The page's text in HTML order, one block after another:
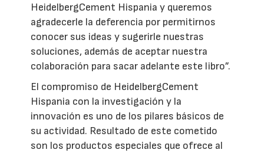
HeidelbergCement Hispania y queremos
agradecerle la deferencia por permitirnos
conocer sus ideas y sugerirle nuestras
soluciones, además de aceptar nuestra
colaboración para sacar adelante este libro”.
El compromiso de HeidelbergCement
Hispania con la investigación y la
innovación es uno de los pilares básicos de
su actividad. Resultado de este cometido
son los productos especiales que ofrece al